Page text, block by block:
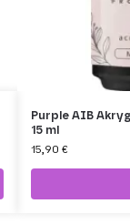
Purple AIB
15 ml
15,90 €